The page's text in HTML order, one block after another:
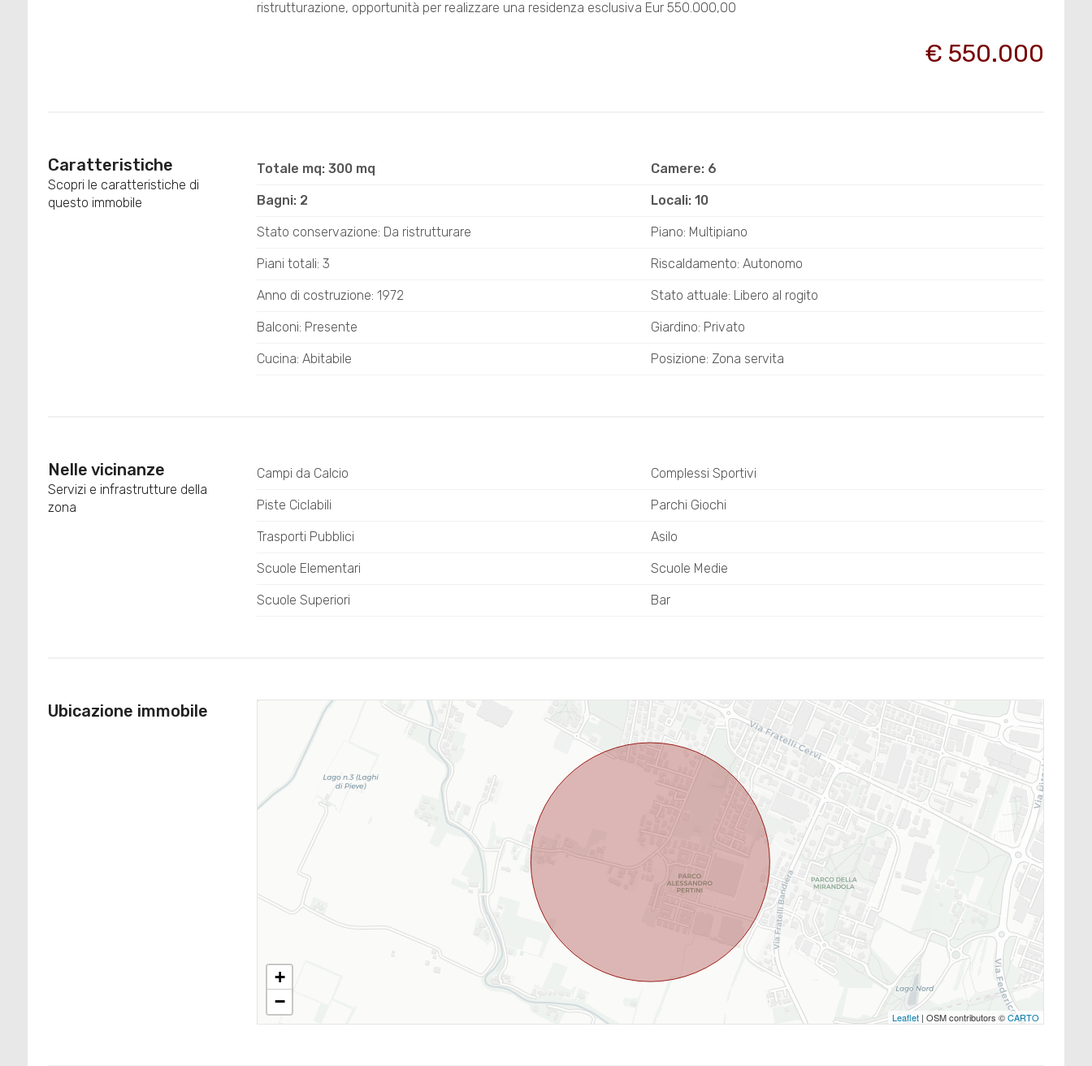
ristrutturazione, opportunità per realizzare una residenza esclusiva Eur 550.000,00
€ 550.000
Caratteristiche
Scopri le caratteristiche di
questo immobile
Totale mq: 300 mq Camere: 6
Bagni: 2 Locali: 10
Stato conservazione: Da ristrutturare Piano: Multipiano
Piani totali: 3 Riscaldamento: Autonomo
Anno di costruzione: 1972 Stato attuale: Libero al rogito
Balconi: Presente Giardino: Privato
Cucina: Abitabile Posizione: Zona servita
Nelle vicinanze
Servizi e infrastrutture della
zona
Campi da Calcio Complessi Sportivi
Piste Ciclabili Parchi Giochi
Trasporti Pubblici Asilo
Scuole Elementari Scuole Medie
Scuole Superiori Bar
Ubicazione immobile
+
−
Leaflet | OSM contributors ©CARTO